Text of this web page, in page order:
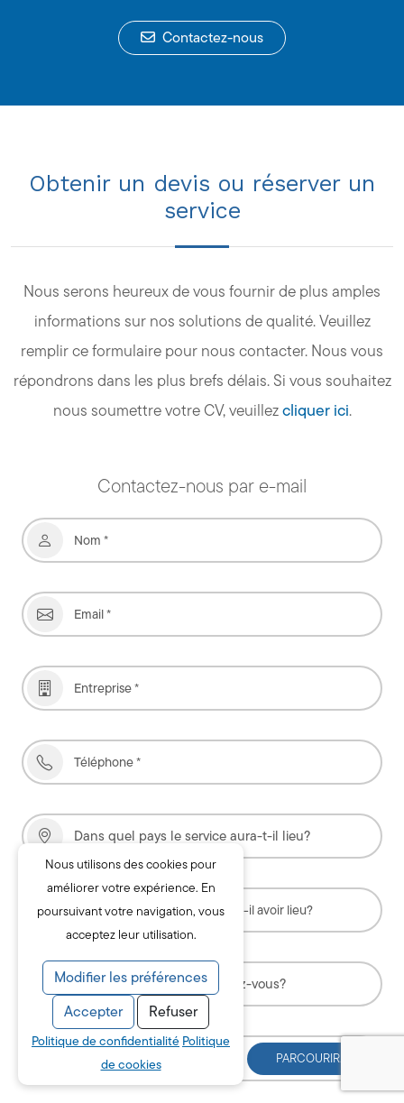
Contactez-nous
Obtenir un devis ou réserver un
service
Nous serons heureux de vous fournir de plus amples
informations sur nos solutions de qualité. Veuillez
remplir ce formulaire pour nous contacter. Nous vous
répondrons dans les plus brefs délais. Si vous souhaitez
nous soumettre votre CV, veuillezcliquer ici.
Contactez-nous par e-mail
Nous utilisons des cookies pour
améliorer votre expérience. En
poursuivant votre navigation, vous
acceptez leur utilisation.
Modifier les préférences
Accepter
Refuser
Politique de confidentialité Politique
de cookies